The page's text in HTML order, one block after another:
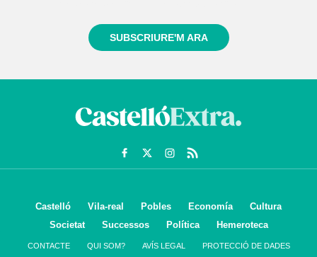
SUBSCRIURE'M ARA
Castelló Vila-real Pobles Economía
Cultura
Societat
Successos Política Hemeroteca
CONTACTE QUI SOM? AVÍS LEGAL PROTECCIÓ DE DADES